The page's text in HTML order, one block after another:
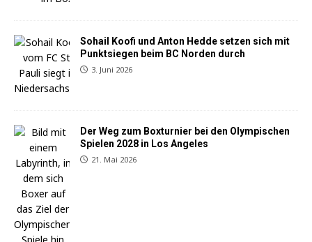
Sohail Koofi und Anton Hedde setzen sich mit
Punktsiegen beim BC Norden durch
3. Juni 2026
Der Weg zum Boxturnier bei den Olympischen
Spielen 2028 in Los Angeles
21. Mai 2026